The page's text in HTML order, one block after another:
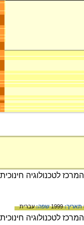
תאריך:1999 שפה:עברית